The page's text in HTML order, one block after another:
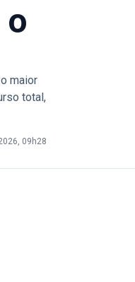
maior
total,
09h28